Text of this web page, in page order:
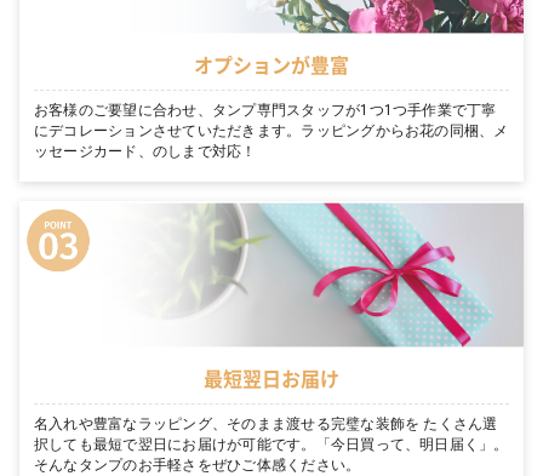
オプションが豊富
お客様のご要望に合わせ、タンプ専門スタッフが1つ1つ手作業で丁寧
にデコレーションさせていただきます。ラッピングからお花の同梱、メ
ッセージカード、のしまで対応！
最短翌日お届け
名入れや豊富なラッピング、そのまま渡せる完璧な装飾を たくさん選
択しても最短で翌日にお届けが可能です。「今日買って、明日届く」。
そんなタンプのお手軽さをぜひご体感ください。